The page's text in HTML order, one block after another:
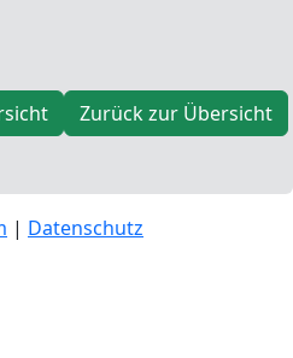
Zurück zur Übersicht
| Datenschutz